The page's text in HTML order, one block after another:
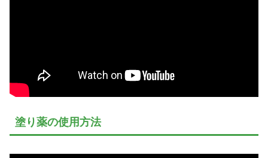
塗り薬の使用方法